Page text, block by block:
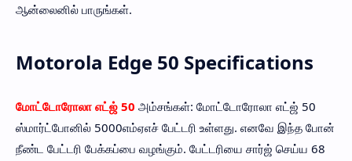
ஆன்லைனில் பாருங்கள்.
Motorola Edge 50 Specifications
மோட்டோரோலா எட்ஜ் 50 அம்சங்கள்: மோட்டோரோலா எட்ஜ் 50
ஸ்மார்ட்போனில் 5000எம்ஏஎச் பேட்டரி உள்ளது. எனவே இந்த போன்
நீண்ட பேட்டரி பேக்கப்பை வழங்கும். பேட்டரியை சார்ஜ் செய்ய 68